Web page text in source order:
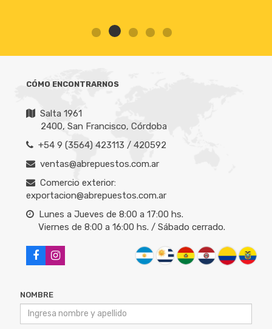
Salta 1961
+54 9 (3564) 423113 / 420592
ventas@abrepuestos.com.ar
Comercio exterior:
exportacion@abrepuestos.com.ar
Lunes a Jueves de 8:00 a 17:00 hs.
Viernes de 8:00 a 16:00 hs. / Sábado cerrado.
CORREO ELECTRÓNICO